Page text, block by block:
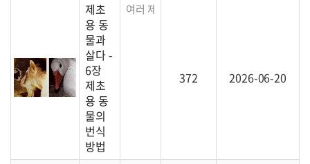
제초
용 동
물과
살다 -
6장
제초
용 동
물의
번식
방법
여러 제초용 동물의 번식과 새끼 보호에 대
372 2026-06-20